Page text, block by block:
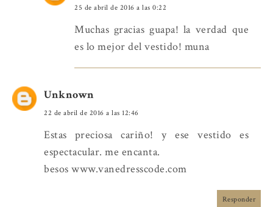
25 de abril de 2016 a las 0:22
Muchas gracias guapa! la verdad que
es lo mejor del vestido! muna
Unknown
22 de abril de 2016 a las 12:46
Estas preciosa cariño! y ese vestido es
espectacular. me encanta.
besos www.vanedresscode.com
Responder